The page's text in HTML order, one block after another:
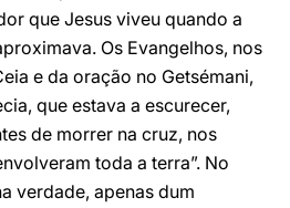
que Jesus viveu quando a
Os Evangelhos, nos
e da oração no Getsémani,
que estava a escurecer,
de morrer na cruz, nos
toda a terra”. No
verdade, apenas dum